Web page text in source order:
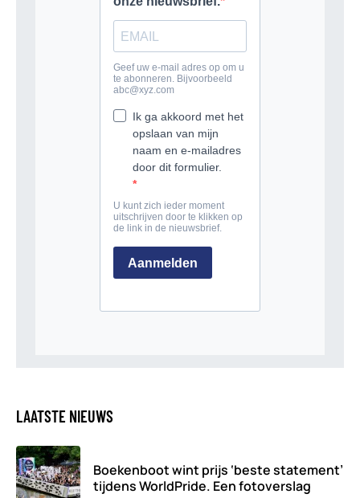
LAATSTE NIEUWS
Boekenboot wint prijs ‘beste statement’
tijdens WorldPride. Een fotoverslag